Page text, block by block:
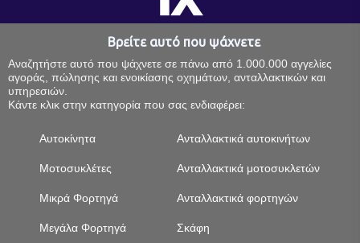
Βρείτε αυτό που ψάχνετε
Αναζητήστε αυτό που ψάχνετε σε πάνω από 1.000.000 αγγελίες
αγοράς, πώλησης και ενοικίασης οχημάτων, ανταλλακτικών και
υπηρεσιών.
Κάντε κλικ στην κατηγορία που σας ενδιαφέρει:
Αυτοκίνητα
Μοτοσυκλέτες
Μικρά Φορτηγά
Μεγάλα Φορτηγά
Ανταλλακτικά αυτοκινήτων
Ανταλλακτικά μοτοσυκλετών
Ανταλλακτικά φορτηγών
Σκάφη